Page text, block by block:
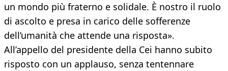
un mondo più fraterno e solidale. È nostro il ruolo
di ascolto e presa in carico delle sofferenze
dell’umanità che attende una risposta».
All’appello del presidente della Cei hanno subito
risposto con un applauso, senza tentennare